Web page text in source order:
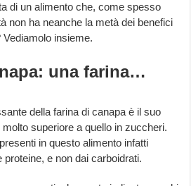
di un alimento che, come spesso
non ha neanche la metà dei benefici
insieme.
una farina…
della farina di canapa è il suo
superiore a quello in zuccheri.
in questo alimento infatti
proteine, e non dai carboidrati.